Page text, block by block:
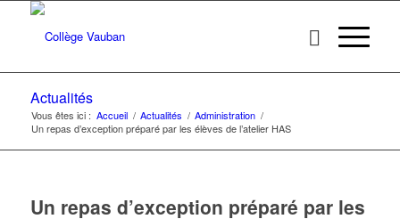
Actualités
Vous êtes ici : Accueil / Actualités / Administration /
Un repas d’exception préparé par les élèves de l’atelier HAS
Un repas d’exception préparé par les